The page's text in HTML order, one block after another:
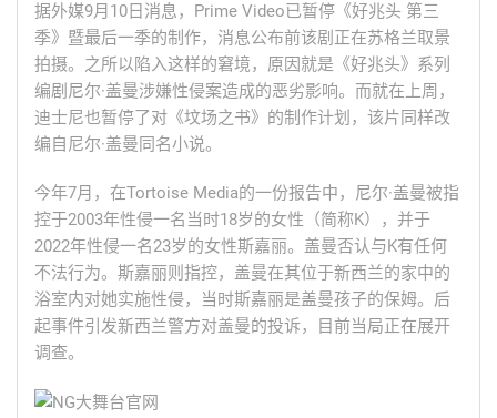
据外媒9月10日消息，Prime Video已暂停《好兆头 第三
季》暨最后一季的制作，消息公布前该剧正在苏格兰取景
拍摄。之所以陷入这样的窘境，原因就是《好兆头》系列
编剧尼尔·盖曼涉嫌性侵案造成的恶劣影响。而就在上周，
迪士尼也暂停了对《坟场之书》的制作计划，该片同样改
编自尼尔·盖曼同名小说。
今年7月，在Tortoise Media的一份报告中，尼尔·盖曼被指
控于2003年性侵一名当时18岁的女性（简称K），并于
2022年性侵一名23岁的女性斯嘉丽。盖曼否认与K有任何
不法行为。斯嘉丽则指控，盖曼在其位于新西兰的家中的
浴室内对她实施性侵，当时斯嘉丽是盖曼孩子的保姆。后
起事件引发新西兰警方对盖曼的投诉，目前当局正在展开
调查。